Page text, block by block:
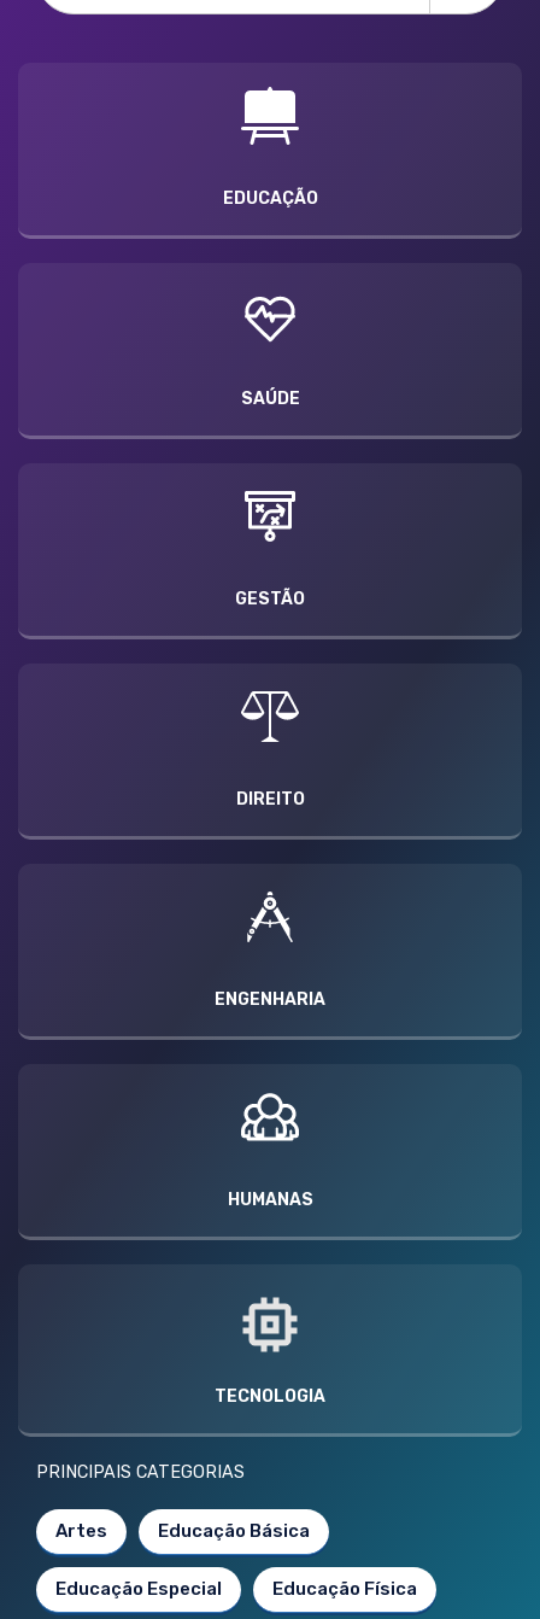
EDUCAÇÃO
SAÚDE
GESTÃO
DIREITO
ENGENHARIA
HUMANAS
TECNOLOGIA
PRINCIPAIS CATEGORIAS
Artes Educação Básica
Educação Especial Educação Física